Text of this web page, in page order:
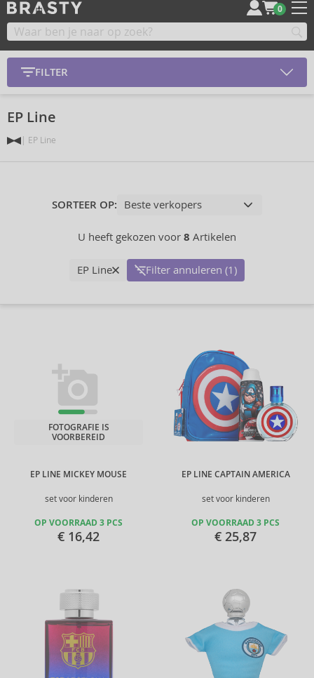
0
FILTER
EP Line
EP Line
SORTEER OP:
U heeft gekozen voor 8 Artikelen
EP Line Filter annuleren (1)
EP LINE MICKEY MOUSE
set voor kinderen
FOTOGRAFIE IS
VOORBEREID
OP VOORRAAD 3 PCS
€ 16,42
EP LINE CAPTAIN AMERICA
set voor kinderen
OP VOORRAAD 3 PCS
€ 25,87